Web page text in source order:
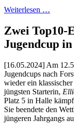
Weiterlesen …
Zwei Top10-
Jugendcup
[16.05.2024] Am
Jugendcups nach
wieder ein
jüngsten Starterin,
Platz 5 in Halle
Sie beendete den
jüngeren Jahrgangs